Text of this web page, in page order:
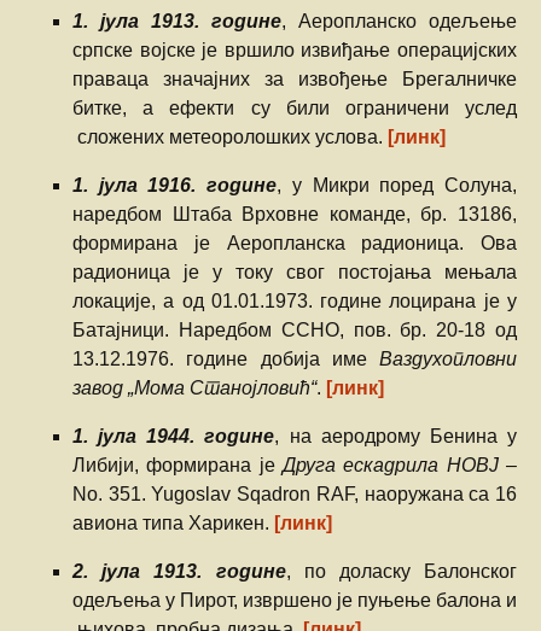
1. јула 1913. године, Аеропланско одељење
српске војске је вршило извиђање операцијских
праваца значајних за извођење Брегалничке
битке, а ефекти су били ограничени услед
сложених метеоролошких услова. [линк]
1. јула 1916. године, у Микри поред Солуна,
наредбом Штаба Врховне команде, бр. 13186,
формирана је Аеропланска радионица. Ова
радионица је у току свог постојања мењала
локације, а од 01.01.1973. године лоцирана је у
Батајници. Наредбом ССНО, пов. бр. 20-18 од
13.12.1976. године добија име Ваздухопловни
завод „Мома Станојловић“. [линк]
1. јула 1944. године, на аеродрому Бенина у
Либији, формирана јеДруга ескадрила НОВЈ–
No. 351. Yugoslav Sqadron RAF, наоружана са 16
авиона типа Харикен. [линк]
2. јула 1913. године, по доласку Балонског
одељења у Пирот, извршено је пуњење балона и